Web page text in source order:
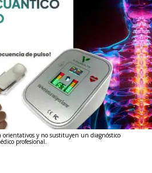
orientativos y no sustituyen un diagnóstico
profesional.